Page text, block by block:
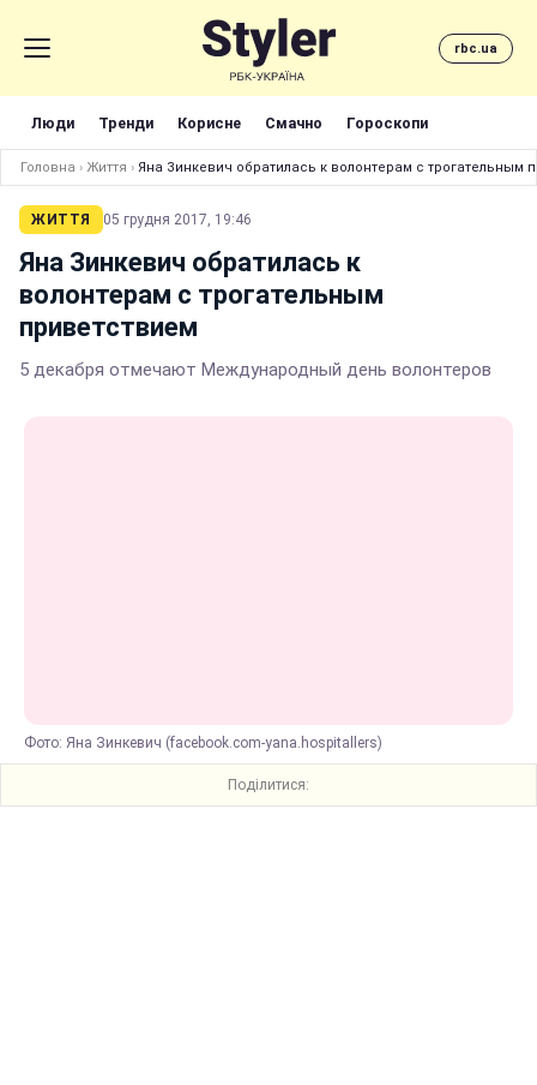
rbc.ua
Люди Тренди Корисне Смачно Гороскопи
Головна › Життя › Яна Зинкевич обратилась к волонтерам с трогательным
ЖИТТЯ 05 грудня 2017, 19:46
Яна Зинкевич обратилась к
волонтерам с трогательным
приветствием
5 декабря отмечают Международный день волонтеров
Фото: Яна Зинкевич (facebook.com-yana.hospitallers)
Поділитися: